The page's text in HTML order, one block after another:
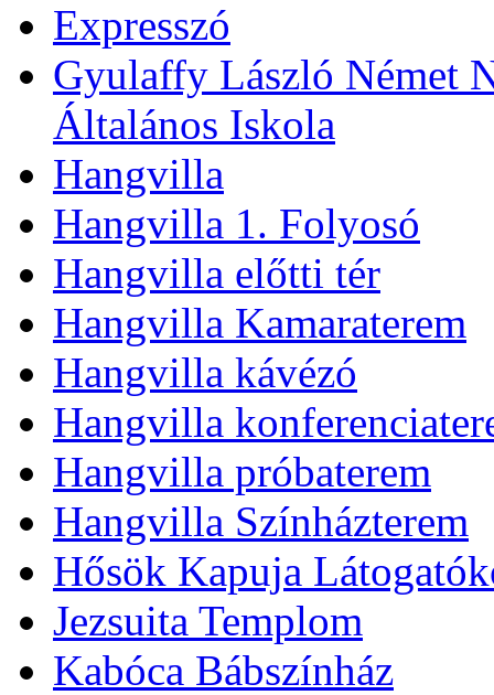
Expresszó
Gyulaffy László Német
Általános Iskola
Hangvilla
Hangvilla 1. Folyosó
Hangvilla előtti tér
Hangvilla Kamaraterem
Hangvilla kávézó
Hangvilla
Hangvilla próbaterem
Hangvilla Színházterem
Hősök Kapuja
Jezsuita Templom
Kabóca Bábszínház